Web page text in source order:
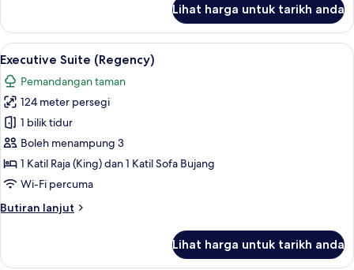
View
With
Club
Access
Twin
Beds
Ocean
With
Club
Access
Lihat harga untuk tarikh anda
Lihat
semua
foto
untuk
Executive
Suite
(Regency)
Executive Suite (Regency) | Bar
6
Executive Suite (Regency)
Pemandangan taman
124 meter persegi
1 bilik tidur
Boleh menampung 3
1 Katil Raja (King) dan 1 Katil Sofa Bujang
Wi-Fi percuma
Butiran lanjut
Butiran
Suite
Lihat harga untuk tarikh anda